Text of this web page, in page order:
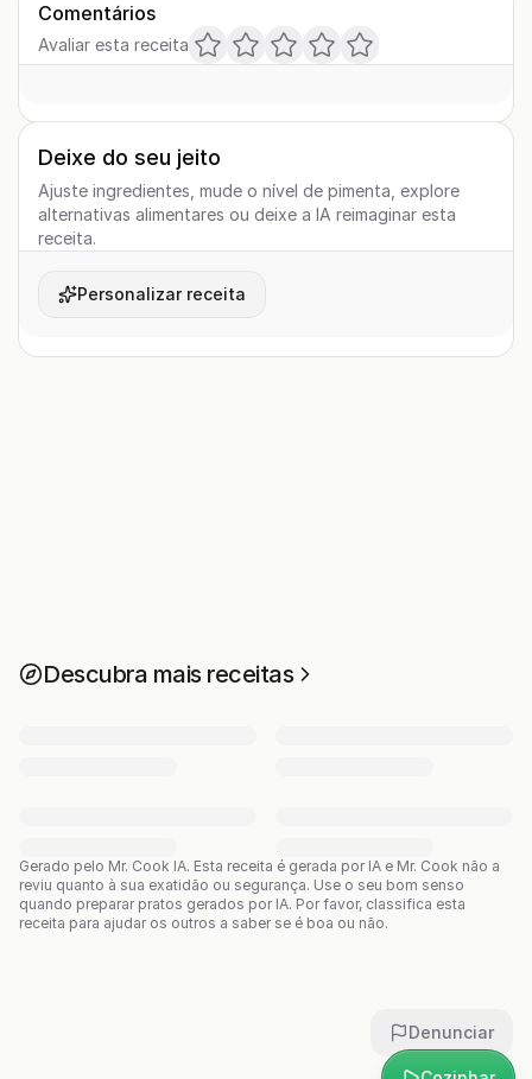
Comentários
Avaliar esta receita
Deixe do seu jeito
Ajuste ingredientes, mude o nível de pimenta, explore
alternativas alimentares ou deixe a IA reimaginar esta
receita.
Personalizar receita
Descubra mais receitas
Gerado pelo Mr. Cook IA. Esta receita é gerada por IA e Mr. Cook não a
reviu quanto à sua exatidão ou segurança. Use o seu bom senso
quando preparar pratos gerados por IA. Por favor, classifica esta
receita para ajudar os outros a saber se é boa ou não.
Denunciar